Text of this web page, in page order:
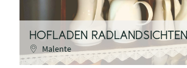
HOFLADEN RADLANDSICHTEN
Malente